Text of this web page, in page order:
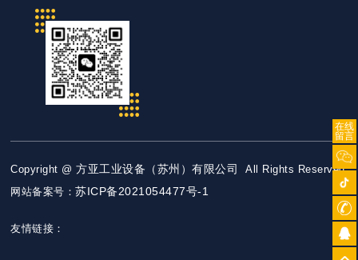
Copyright @方亚工业设备（苏州）有限公司
All Rights Reserved
网站备案号：苏ICP备2021054477号-1
友情链接：
在线
留言